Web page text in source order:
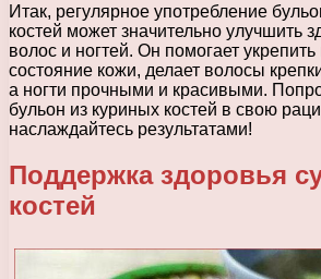
Итак, регулярное употребление
костей может значительно улучшить
волос и ногтей. Он помогает
состояние кожи, делает волосы
а ногти прочными и красивыми.
бульон из куриных костей в свою
наслаждайтесь результатами!
Поддержка здоровья
костей